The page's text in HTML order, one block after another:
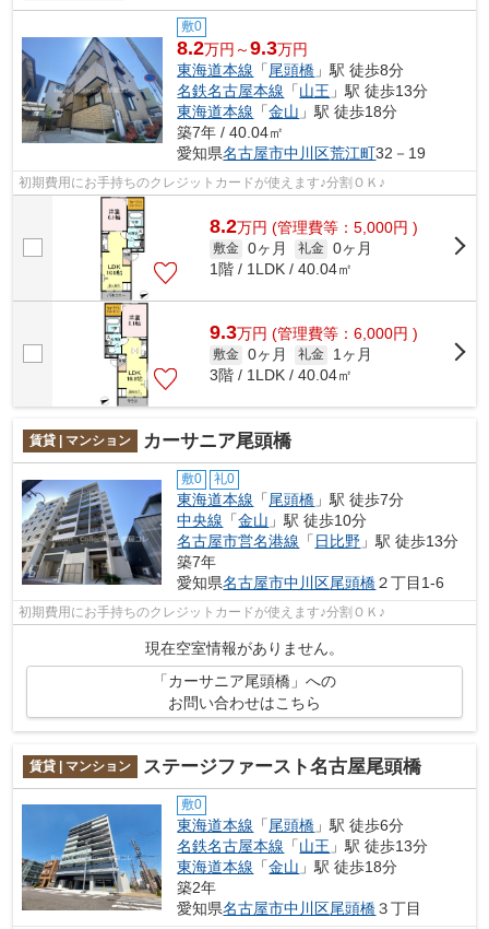
敷0
8.2万円～9.3万円
東海道本線 「尾頭橋 」駅 徒歩8分
名鉄名古屋本線 「山王 」駅 徒歩13分
東海道本線 「金山 」駅 徒歩18分
築7年 / 40.04㎡
愛知県名古屋市中川区荒江町32－19
初期費用にお手持ちのクレジットカードが使えます♪分割ＯＫ♪
8.2万円 (管理費等：5,000円 )
敷金 0ヶ月 礼金 0ヶ月
1階 / 1LDK / 40.04㎡
9.3万円 (管理費等：6,000円 )
敷金 0ヶ月 礼金
1ヶ月
3階 / 1LDK / 40.04㎡
賃貸 | マンション カーサニア尾頭橋
敷0 礼0
東海道本線 「尾頭橋 」駅 徒歩7分
中央線 「金山 」駅 徒歩10分
名古屋市営名港線 「 日比野 」駅 徒歩13分
築7年
愛知県名古屋市中川区尾頭橋２丁目1-6
初期費用にお手持ちのクレジットカードが使えます♪分割ＯＫ♪
現在空室情報がありません。
「カーサニア尾頭橋」への
お問い合わせはこちら
賃貸 | マンション ステージファースト名古屋尾頭橋
敷0
東海道本線 「尾頭橋 」駅 徒歩6分
名鉄名古屋本線 「山王 」駅 徒歩13分
東海道本線 「金山 」駅 徒歩18分
築2年
愛知県名古屋市中川区尾頭橋３丁目